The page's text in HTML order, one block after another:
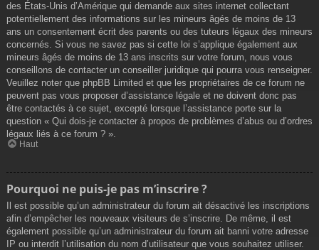
des États-Unis d’Amérique qui demande aux sites internet collectant
potentiellement des informations sur les mineurs âgés de moins de 13
ans un consentement écrit des parents ou des tuteurs légaux des mineurs
concernés. Si vous ne savez pas si cette loi s’applique également aux
mineurs âgés de moins de 13 ans inscrits sur votre forum, nous vous
conseillons de contacter un conseiller juridique qui pourra vous renseigner.
Veuillez noter que phpBB Limited et que les propriétaires de ce forum ne
peuvent pas vous proposer d’assistance légale et ne doivent donc pas
être contactés à ce sujet, excepté lorsque l’assistance porte sur la
question « Qui dois-je contacter à propos de problèmes d’abus ou d’ordres
légaux liés à ce forum ? ».
Haut
Pourquoi ne puis-je pas m’inscrire ?
Il est possible qu’un administrateur du forum ait désactivé les inscriptions
afin d’empêcher les nouveaux visiteurs de s’inscrire. De même, il est
également possible qu’un administrateur du forum ait banni votre adresse
IP ou interdit l’utilisation du nom d’utilisateur que vous souhaitez utiliser.